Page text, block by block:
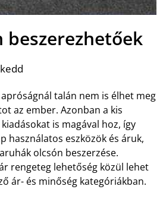
beszerezhetőek
talán nem is élhet meg
az ember. Azonban a kis
is magával hoz, így
használatos eszközök és áruk,
olcsón beszerzése.
rengeteg lehetőség közül lehet
ár- és minőség kategóriákban.